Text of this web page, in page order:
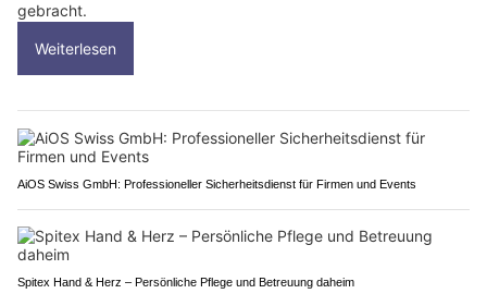
gebracht.
Weiterlesen
AiOS Swiss GmbH: Professioneller Sicherheitsdienst für Firmen und Events
Spitex Hand & Herz – Persönliche Pflege und Betreuung daheim